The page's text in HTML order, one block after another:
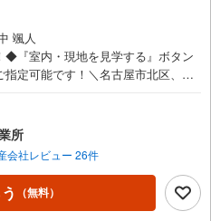
颯人
『室内・現地を見学する』ボタン
定可能です！＼名古屋市北区、守
却依頼を数多くいただいている不
ト上で分かる立地環境はもちろ
いたお客様に現地の生の声をもと
す。＼平日のお住まい探しの方へ/
・契約など平日にお住まい探しをさ
をご用意しています。＼お仕事で忙
所
会社レビュー 26件
（無料）